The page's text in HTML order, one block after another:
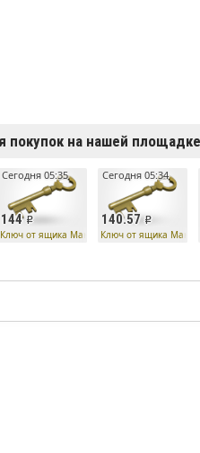
покупок на нашей площадке
144
Сегодня 05:35
Ключ от ящика Манн Ко
140.57
Сегодня 05:34
Ключ от ящика Манн